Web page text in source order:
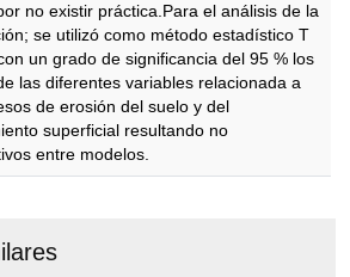
no existir práctica.Para el análisis de la
se utilizó como método estadístico T
un grado de significancia del 95 % los
las diferentes variables relacionada a
de erosión del suelo y del
superficial resultando no
entre modelos.